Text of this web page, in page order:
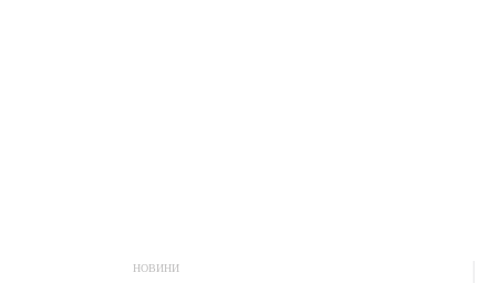
НОВИНИ